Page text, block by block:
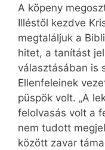
A köpeny
Illéstől kezdve
megtaláljuk a
hitet, a tanítást
választásában is
Ellenfeleinek
püspök volt. „A
felolvasás volt a
nem tudott
között zavar